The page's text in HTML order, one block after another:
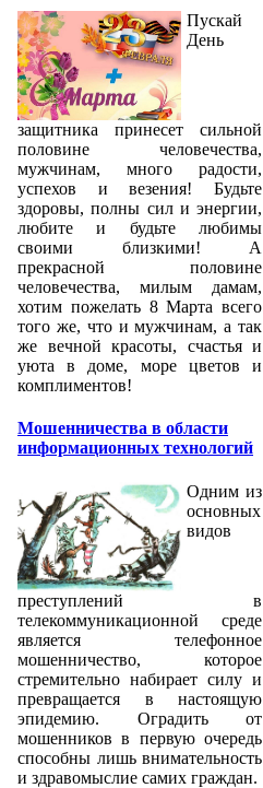
Пускай
День
защитника принесет сильной
половине человечества,
мужчинам, много радости,
успехов и везения! Будьте
здоровы, полны сил и энергии,
любите и будьте любимы
своими близкими! А
прекрасной половине
человечества, милым дамам,
хотим пожелать 8 Марта всего
того же, что и мужчинам, а так
же вечной красоты, счастья и
уюта в доме, море цветов и
комплиментов!
Мошенничества в области
информационных технологий
Одним из
основных
видов
преступлений в
телекоммуникационной среде
является телефонное
мошенничество, которое
стремительно набирает силу и
превращается в настоящую
эпидемию. Оградить от
мошенников в первую очередь
способны лишь внимательность
и здравомыслие самих граждан.